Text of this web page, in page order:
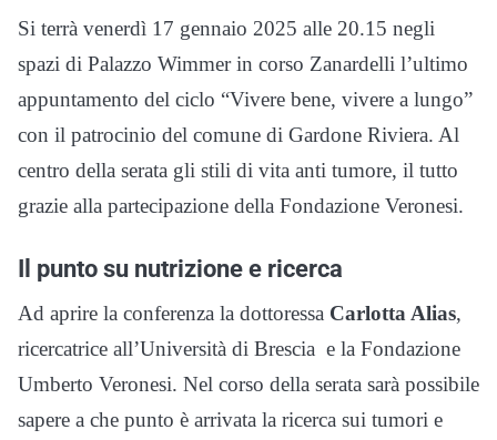
Si terrà venerdì 17 gennaio 2025 alle 20.15 negli
spazi di Palazzo Wimmer in corso Zanardelli l’ultimo
appuntamento del ciclo “Vivere bene, vivere a lungo”
con il patrocinio del comune di Gardone Riviera. Al
centro della serata gli stili di vita anti tumore, il tutto
grazie alla partecipazione della Fondazione Veronesi.
Il punto su nutrizione e ricerca
Ad aprire la conferenza la dottoressa Carlotta Alias,
ricercatrice all’Università di Brescia e la Fondazione
Umberto Veronesi. Nel corso della serata sarà possibile
sapere a che punto è arrivata la ricerca sui tumori e